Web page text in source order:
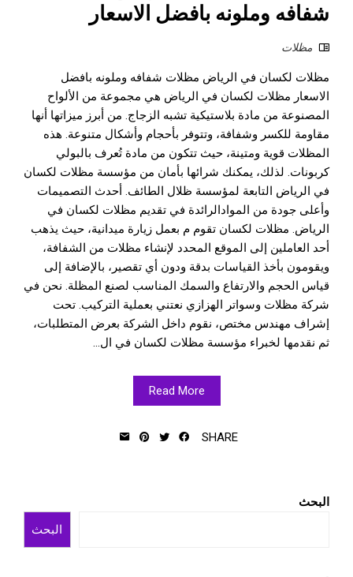
شفافه وملونه بافضل الاسعار
مظلات
مظلات لكسان في الرياض مظلات شفافه وملونه بافضل
الاسعار مظلات لكسان في الرياض هي مجموعة من الألواح
المصنوعة من مادة بلاستيكية تشبه الزجاج. من أبرز ميزاتها أنها
مقاومة للكسر وشفافة، وتتوفر بأحجام وأشكال متنوعة. هذه
المظلات قوية ومتينة، حيث تتكون من مادة تُعرف بالبولي
كربونات. لذلك، يمكنك شرائها بأمان من مؤسسة مظلات لكسان
في الرياض التابعة لمؤسسة ظلال الطائف. أحدث التصميمات
وأعلى جودة من الموادالرائدة في تقديم مظلات لكسان في
الرياض. مظلات لكسان تقوم م بعمل زيارة ميدانية، حيث يذهب
أحد العاملين إلى الموقع المحدد لإنشاء مظلات من الشفافة،
ويقومون بأخذ القياسات بدقة ودون أي تقصير، بالإضافة إلى
قياس الحجم والارتفاع والسمك المناسب لصنع المظلة. نحن في
شركة مظلات وسواتر الهزازي نعتني بعملية التركيب. تحت
إشراف مهندس مختص، نقوم داخل الشركة بعرض المتطلبات،
ثم نقدمها لخبراء مؤسسة مظلات لكسان في ال...
Read More
SHARE
البحث
البحث